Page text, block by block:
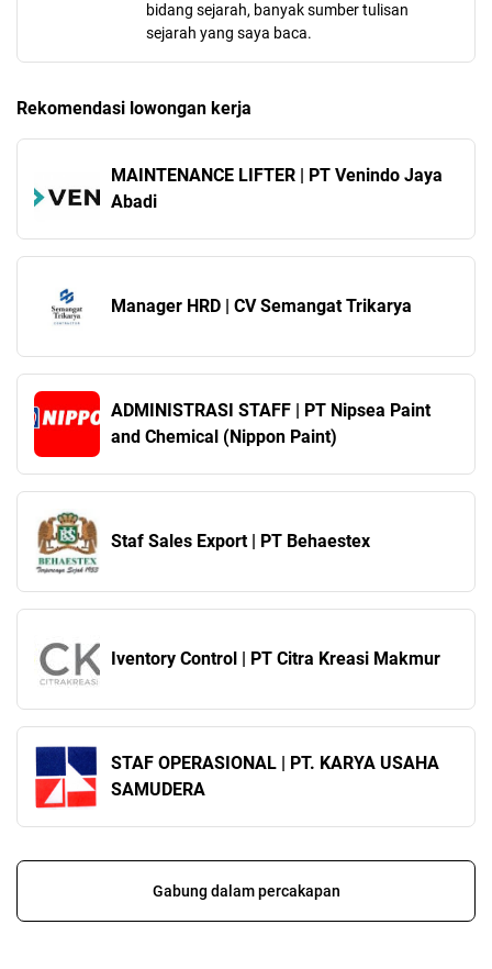
bidang sejarah, banyak sumber tulisan
sejarah yang saya baca.
Rekomendasi lowongan kerja
MAINTENANCE LIFTER | PT Venindo Jaya
Abadi
Manager HRD | CV Semangat Trikarya
ADMINISTRASI STAFF | PT Nipsea Paint
and Chemical (Nippon Paint)
Staf Sales Export | PT Behaestex
Iventory Control | PT Citra Kreasi Makmur
STAF OPERASIONAL | PT. KARYA USAHA
SAMUDERA
Gabung dalam percakapan